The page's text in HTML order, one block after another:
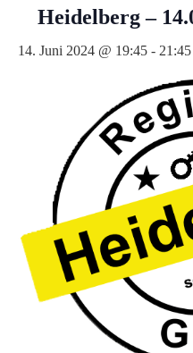
Heidelberg –
14. Juni 2024 @ 19:45 - 21:45